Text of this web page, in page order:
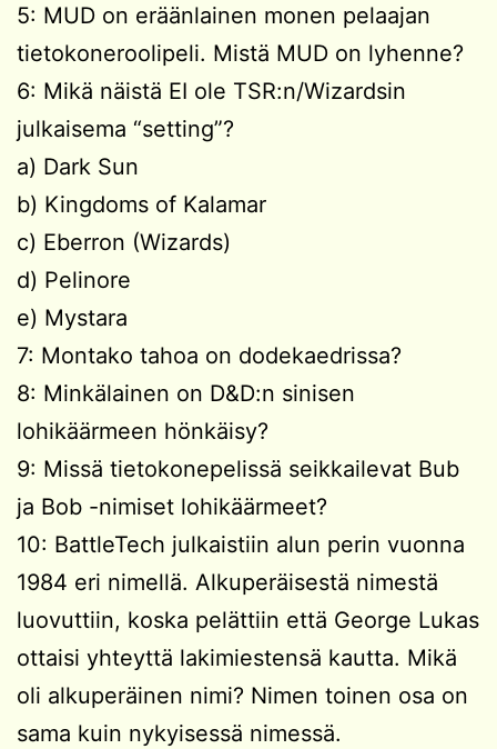
5: MUD on eräänlainen monen pelaajan
tietokoneroolipeli. Mistä MUD on lyhenne?
6: Mikä näistä EI ole TSR:n/Wizardsin
julkaisema “setting”?
a) Dark Sun
b) Kingdoms of Kalamar
c) Eberron (Wizards)
d) Pelinore
e) Mystara
7: Montako tahoa on dodekaedrissa?
8: Minkälainen on D&D:n sinisen
lohikäärmeen hönkäisy?
9: Missä tietokonepelissä seikkailevat Bub
ja Bob -nimiset lohikäärmeet?
10: BattleTech julkaistiin alun perin vuonna
1984 eri nimellä. Alkuperäisestä nimestä
luovuttiin, koska pelättiin että George Lukas
ottaisi yhteyttä lakimiestensä kautta. Mikä
oli alkuperäinen nimi? Nimen toinen osa on
sama kuin nykyisessä nimessä.